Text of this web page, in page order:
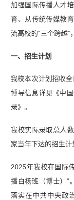
加强国际传播人才
育、从传统传媒教
流高校的“三个跨越”
一、招生计划
我校本次计划招收
博导信息详见《中
录》。
我校实际录取总人
家当年下达的招生计
2025年我校在国际
播白杨班（博士）”
落实在中共中央政